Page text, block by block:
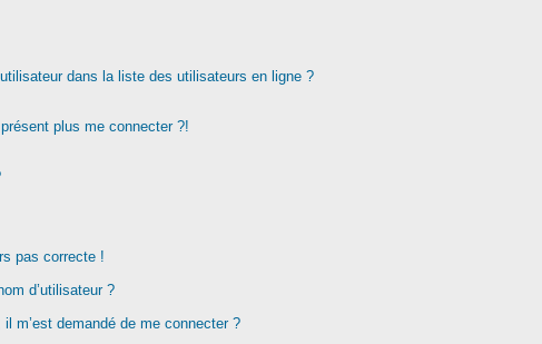
dans la liste des utilisateurs en ligne ?
plus me connecter ?!
pas correcte !
d’utilisateur ?
m’est demandé de me connecter ?